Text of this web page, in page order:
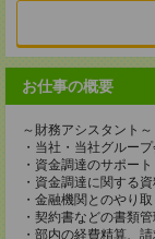
お仕事の概要
～財務アシスタント～
・当社・当社グルー
・資金調達のサポート
・資金調達に関する
・金融機関とのやり
・契約書などの書類
・部内の経費精算、